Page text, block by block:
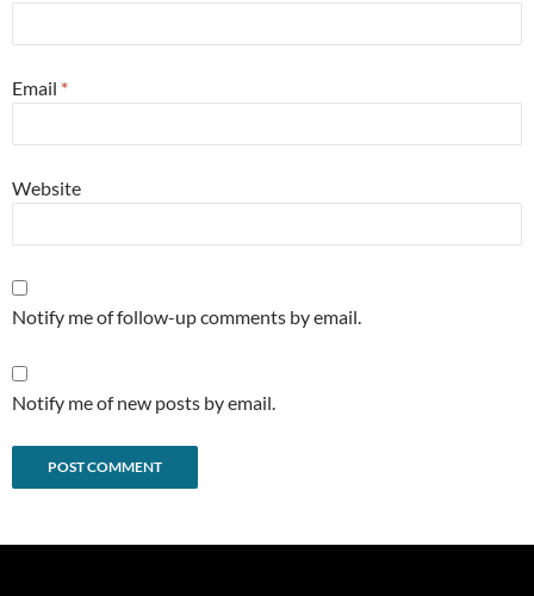
Email *
Website
Notify me of follow-up comments by email.
Notify me of new posts by email.